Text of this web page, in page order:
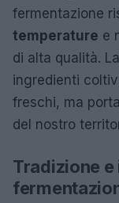
fermentazione
temperature e
di alta qualità. La
ingredienti
freschi, ma
del nostro
Tradizione